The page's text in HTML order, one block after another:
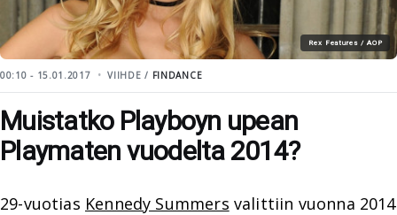
Rex Features / AOP
00:10 - 15.01.2017 VIIHDE / FINDANCE
Muistatko Playboyn upean
Playmaten vuodelta 2014?
29-vuotias Kennedy Summers valittiin vuonna 2014